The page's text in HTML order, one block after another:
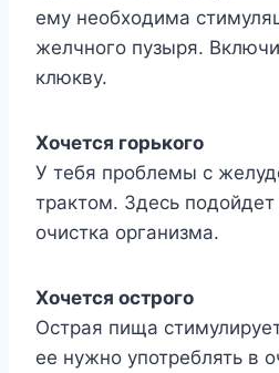
ему необходима
желчного пузыря.
клюкву.
Хочется горького
У тебя проблемы с
трактом. Здесь
очистка организма.
Хочется острого
Острая пища
ее нужно употреблять в